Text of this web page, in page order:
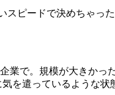
ピードで決めちゃ
業で。 規模が大きかっ
を遣っているような状